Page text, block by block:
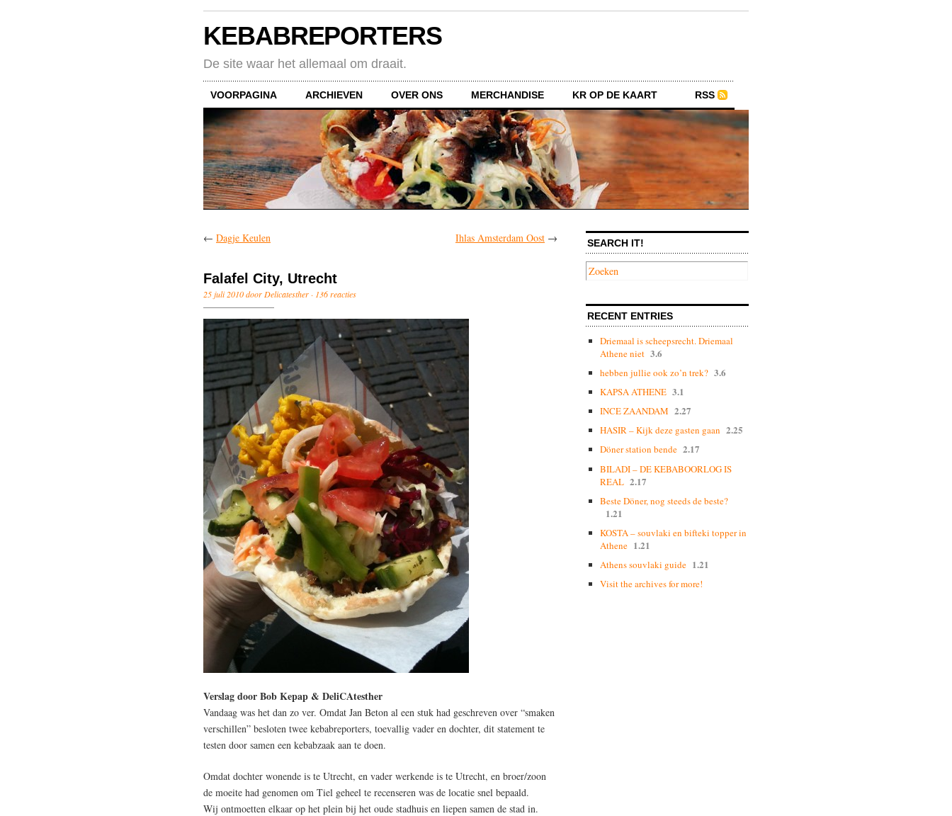
KEBABREPORTERS
De site waar het allemaal om draait.
VOORPAGINA ARCHIEVEN OVER ONS MERCHANDISE KR OP DE KAART RSS
← Dagje Keulen Ihlas Amsterdam Oost →
Falafel City, Utrecht
25 juli 2010 door Delicatesther · 136 reacties
Verslag door Bob Kepap & DeliCAtesther
Vandaag was het dan zo ver. Omdat Jan Beton al een stuk had geschreven over “smaken
verschillen” besloten twee kebabreporters, toevallig vader en dochter, dit statement te
testen door samen een kebabzaak aan te doen.
Omdat dochter wonende is te Utrecht, en vader werkende is te Utrecht, en broer/zoon
de moeite had genomen om Tiel geheel te recenseren was de locatie snel bepaald.
Wij ontmoetten elkaar op het plein bij het oude stadhuis en liepen samen de stad in.
SEARCH IT!
RECENT ENTRIES
Driemaal is scheepsrecht. Driemaal
Athene niet 3.6
hebben jullie ook zo’n trek? 3.6
KAPSA ATHENE 3.1
INCE ZAANDAM 2.27
HASIR – Kijk deze gasten gaan 2.25
Döner station bende 2.17
BILADI – DE KEBABOORLOG IS
REAL 2.17
Beste Döner, nog steeds de beste?
1.21
KOSTA – souvlaki en bifteki topper in
Athene 1.21
Athens souvlaki guide 1.21
Visit the archives for more!